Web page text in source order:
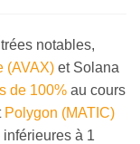
notables,
(AVAX) et Solana
de 100% au cours
Polygon (MATIC)
à 1